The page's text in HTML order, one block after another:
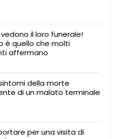
il loro funerale!
è quello che molti
affermano
della morte
di un malato terminale
per una visita di